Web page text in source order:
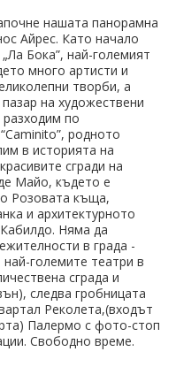
нашата панорамна
Айрес. Като начало
Бока”, най-големият
много артисти и
творби, а
на художествени
по
родното
в историята на
сгради на
Майо, където е
Розовата къща,
и архитектурното
Няма да
в града -
големите театри в
сграда и
следва гробницата
Реколета,(входът
Палермо с фото-стоп
Свободно време.